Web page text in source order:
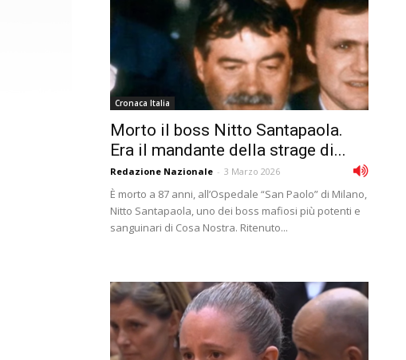
Cronaca Italia
Morto il boss Nitto Santapaola.
Era il mandante della strage di...
Redazione Nazionale - 3 Marzo 2026
È morto a 87 anni, all’Ospedale “San Paolo” di Milano,
Nitto Santapaola, uno dei boss mafiosi più potenti e
sanguinari di Cosa Nostra. Ritenuto...